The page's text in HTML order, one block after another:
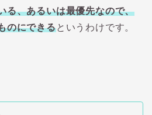
る、あるいは最優先なので、
のにできるというわけです。